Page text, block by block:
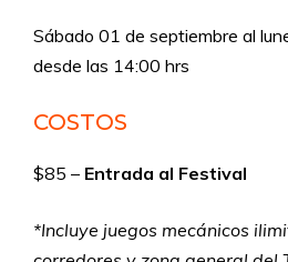
Sábado 01 de septiembre al
desde las 14:00 hrs
COSTOS
$85 – Entrada al Festival
*Incluye juegos mecánicos